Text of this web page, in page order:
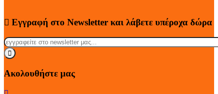
Εγγραφή στο Newsletter και λάβετε υπέροχα δώρα
Ακολουθήστε μας